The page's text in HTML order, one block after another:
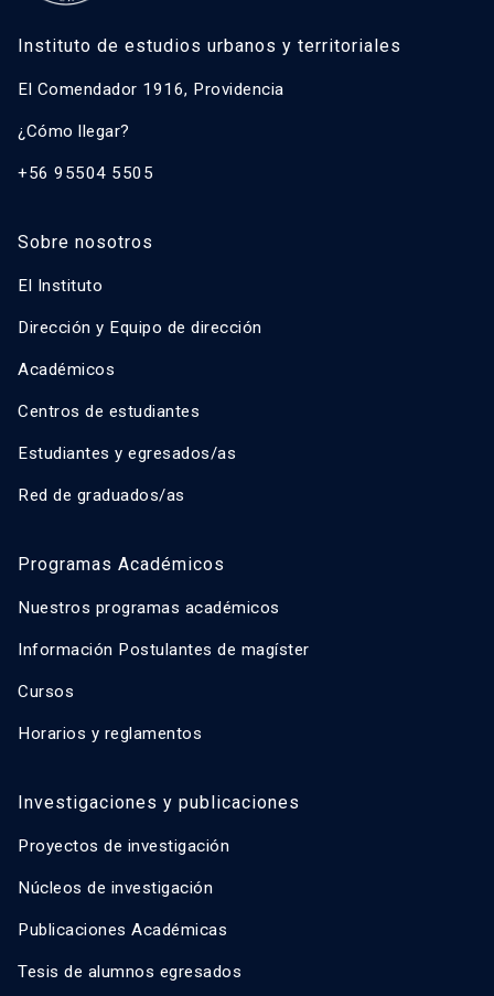
Instituto de estudios urbanos y territoriales
El Comendador 1916, Providencia
¿Cómo llegar?
+56 95504 5505
Sobre nosotros
El Instituto
Dirección y Equipo de dirección
Académicos
Centros de estudiantes
Estudiantes y egresados/as
Red de graduados/as
Programas Académicos
Nuestros programas académicos
Información Postulantes de magíster
Cursos
Horarios y reglamentos
Investigaciones y publicaciones
Proyectos de investigación
Núcleos de investigación
Publicaciones Académicas
Tesis de alumnos egresados